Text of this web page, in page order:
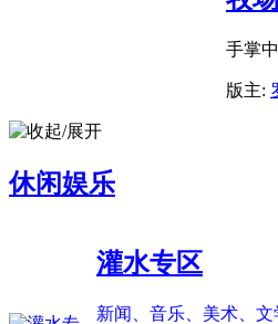
手掌
版主:
休闲娱乐
灌水专区
新闻、音乐、美术、